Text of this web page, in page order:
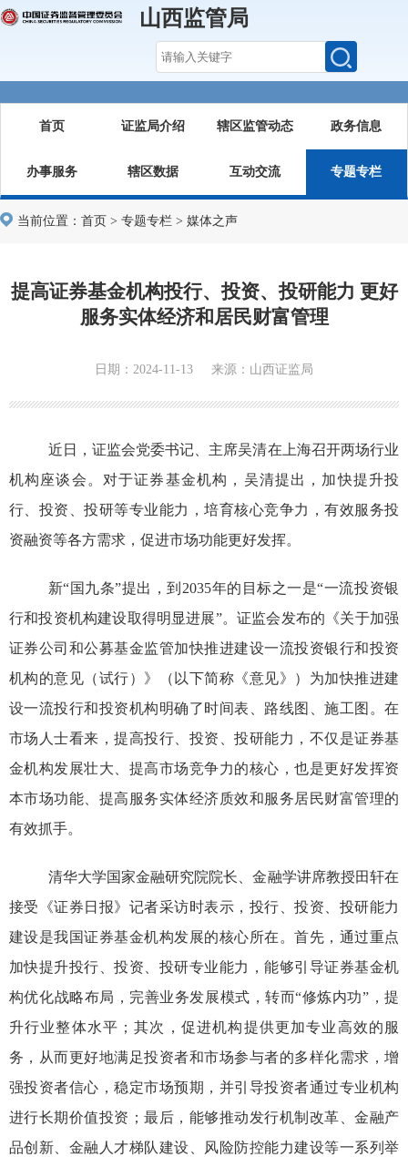
山西监管局
首页 证监局介绍 辖区监管动态 政务信息
办事服务 辖区数据 互动交流 专题专栏
当前位置： 首页 > 专题专栏 > 媒体之声
提高证券基金机构投行、投资、投研能力 更好
服务实体经济和居民财富管理
日期：2024-11-13 来源：山西证监局
近日，证监会党委书记、主席吴清在上海召开两场行业
机构座谈会。对于证券基金机构，吴清提出，加快提升投
行、投资、投研等专业能力，培育核心竞争力，有效服务投
资融资等各方需求，促进市场功能更好发挥。
新“国九条”提出，到2035年的目标之一是“一流投资银
行和投资机构建设取得明显进展”。证监会发布的《关于加强
证券公司和公募基金监管加快推进建设一流投资银行和投资
机构的意见（试行）》（以下简称《意见》）为加快推进建
设一流投行和投资机构明确了时间表、路线图、施工图。在
市场人士看来，提高投行、投资、投研能力，不仅是证券基
金机构发展壮大、提高市场竞争力的核心，也是更好发挥资
本市场功能、提高服务实体经济质效和服务居民财富管理的
有效抓手。
清华大学国家金融研究院院长、金融学讲席教授田轩在
接受《证券日报》记者采访时表示，投行、投资、投研能力
建设是我国证券基金机构发展的核心所在。首先，通过重点
加快提升投行、投资、投研专业能力，能够引导证券基金机
构优化战略布局，完善业务发展模式，转而“修炼内功”，提
升行业整体水平；其次，促进机构提供更加专业高效的服
务，从而更好地满足投资者和市场参与者的多样化需求，增
强投资者信心，稳定市场预期，并引导投资者通过专业机构
进行长期价值投资；最后，能够推动发行机制改革、金融产
品创新、金融人才梯队建设、风险防控能力建设等一系列举